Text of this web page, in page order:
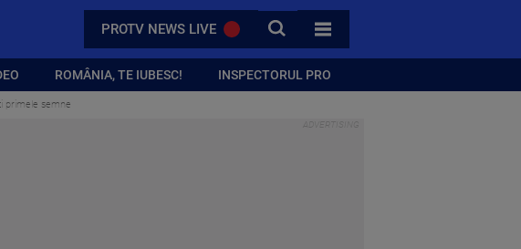
PROTV NEWS LIVE CAUTA
TOATE CATEGORIILE
ROMÂNIA, TE IUBESC! INSPECTORUL PRO
primele semne